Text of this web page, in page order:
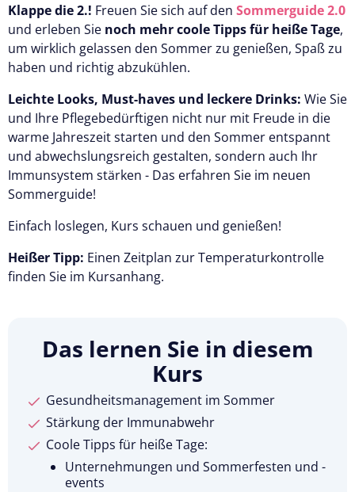
Klappe die 2.! Freuen Sie sich auf den Sommerguide 2.0
und erleben Sie noch mehr coole Tipps für heiße Tage,
um wirklich gelassen den Sommer zu genießen, Spaß zu
haben und richtig abzukühlen.
Leichte Looks, Must-haves und leckere Drinks: Wie Sie
und Ihre Pflegebedürftigen nicht nur mit Freude in die
warme Jahreszeit starten und den Sommer entspannt
und abwechslungsreich gestalten, sondern auch Ihr
Immunsystem stärken - Das erfahren Sie im neuen
Sommerguide!
Einfach loslegen, Kurs schauen und genießen!
Heißer Tipp: Einen Zeitplan zur Temperaturkontrolle
finden Sie im Kursanhang.
Das lernen Sie in diesem
Kurs
Gesundheitsmanagement im Sommer
Stärkung der Immunabwehr
Coole Tipps für heiße Tage:
Unternehmungen und Sommerfesten und -
events